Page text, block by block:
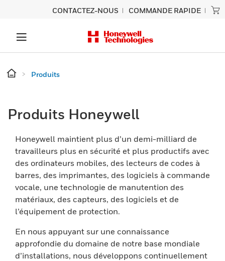
CONTACTEZ-NOUS COMMANDE RAPIDE
Produits
Produits Honeywell
Honeywell maintient plus d’un demi-milliard de
travailleurs plus en sécurité et plus productifs avec
des ordinateurs mobiles, des lecteurs de codes à
barres, des imprimantes, des logiciels à commande
vocale, une technologie de manutention des
matériaux, des capteurs, des logiciels et de
l’équipement de protection.
En nous appuyant sur une connaissance
approfondie du domaine de notre base mondiale
d’installations, nous développons continuellement